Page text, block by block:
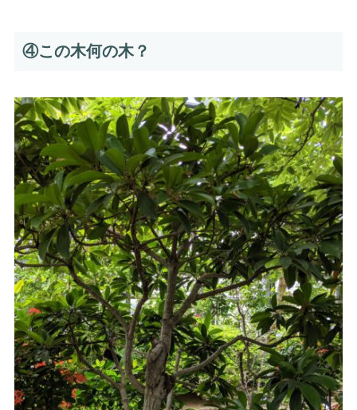
④この木何の木？